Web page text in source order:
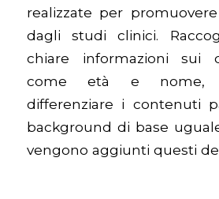
realizzate per
dagli studi clinici.
chiare informazioni sui
come età e nome,
differenziare i contenuti
background di base
vengono aggiunti questi